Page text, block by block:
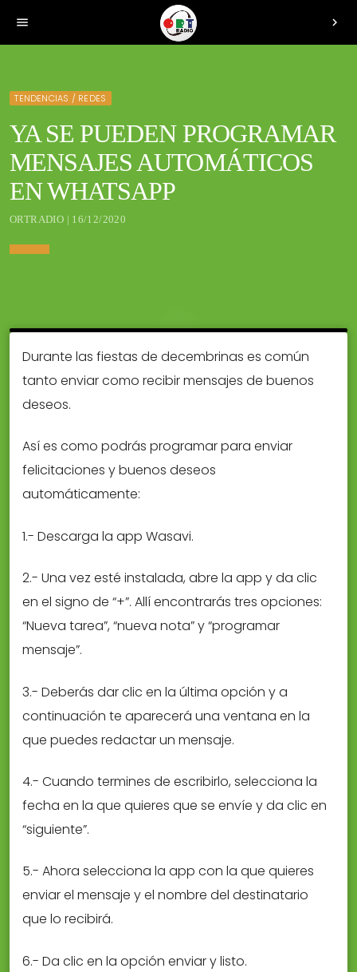
menu chevron_right
TENDENCIAS / REDES
YA SE PUEDEN PROGRAMAR
MENSAJES AUTOMÁTICOS
EN WHATSAPP
ORTRADIO | 16/12/2020
Durante las fiestas de decembrinas es común
tanto enviar como recibir mensajes de buenos
deseos.
Así es como podrás programar para enviar
felicitaciones y buenos deseos
automáticamente:
1.- Descarga la app Wasavi.
2.- Una vez esté instalada, abre la app y da clic
en el signo de “+”. Allí encontrarás tres opciones:
“Nueva tarea”, “nueva nota” y “programar
mensaje”.
3.- Deberás dar clic en la última opción y a
continuación te aparecerá una ventana en la
que puedes redactar un mensaje.
4.- Cuando termines de escribirlo, selecciona la
fecha en la que quieres que se envíe y da clic en
“siguiente”.
5.- Ahora selecciona la app con la que quieres
enviar el mensaje y el nombre del destinatario
que lo recibirá.
6.- Da clic en la opción enviar y listo.